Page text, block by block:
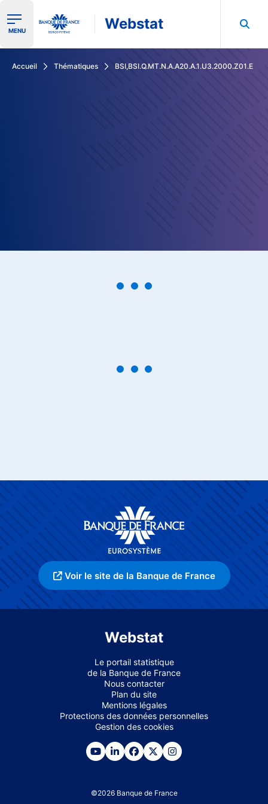
Ouvrir le menu de navigation
MENU Webstat
Accueil Thématiques BSI,BSI.Q.MT.N.A.A20.A.1.U3.2000.Z01.E
Voir le site de la Banque de France
Webstat
Le portail statistique
de la Banque de France
Nous contacter
Plan du site
Mentions légales
Protections des données personnelles
Gestion des cookies
©2026 Banque de France